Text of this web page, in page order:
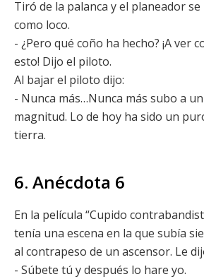
Tiró de la palanca y el planeador
como loco.
- ¿Pero qué coño ha hecho? ¡A ver
esto! Dijo el piloto.
Al bajar el piloto dijo:
- Nunca más…Nunca más subo a
magnitud. Lo de hoy ha sido un
tierra.
6. Anécdota 6
En la película “Cupido
tenía una escena en la que subía
al contrapeso de un ascensor. Le
- Súbete tú y después lo hare yo.